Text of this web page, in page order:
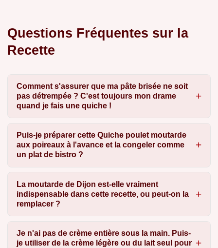
Questions Fréquentes sur la
Recette
Comment s'assurer que ma pâte brisée ne soit
pas détrempée ? C'est toujours mon drame
quand je fais une quiche !
Puis-je préparer cette Quiche poulet moutarde
aux poireaux à l'avance et la congeler comme
un plat de bistro ?
La moutarde de Dijon est-elle vraiment
indispensable dans cette recette, ou peut-on la
remplacer ?
Je n'ai pas de crème entière sous la main. Puis-
je utiliser de la crème légère ou du lait seul pour